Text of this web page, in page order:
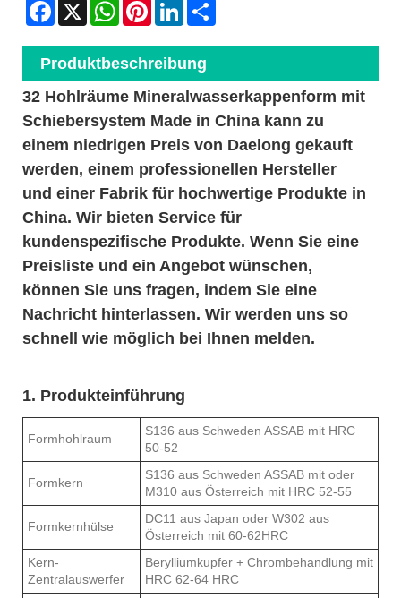
Facebook
X WhatsAppPinterestLinkedIn
Produktbeschreibung
32 Hohlräume Mineralwasserkappenform mit
Schiebersystem Made in China kann zu
einem niedrigen Preis von Daelong gekauft
werden, einem professionellen Hersteller
und einer Fabrik für hochwertige Produkte in
China. Wir bieten Service für
kundenspezifische Produkte. Wenn Sie eine
Preisliste und ein Angebot wünschen,
können Sie uns fragen, indem Sie eine
Nachricht hinterlassen. Wir werden uns so
schnell wie möglich bei Ihnen melden.
1. Produkteinführung
Formhohlraum
S136 aus Schweden ASSAB mit HRC
50-52
Formkern
S136 aus Schweden ASSAB mit oder
M310 aus Österreich mit HRC 52-55
Formkernhülse
DC11 aus Japan oder W302 aus
Österreich mit 60-62HRC
Kern-
Zentralauswerfer
Berylliumkupfer + Chrombehandlung mit
HRC 62-64 HRC